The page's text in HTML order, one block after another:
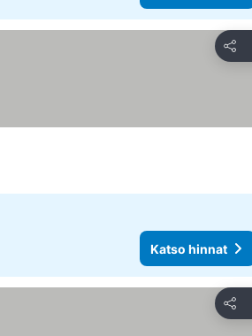
Jaa
Katso hinnat
Jaa